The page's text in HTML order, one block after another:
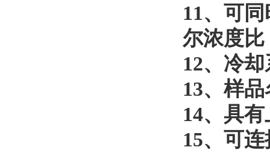
11、可
尔浓度比
12、冷
13、样
14、具
15、可连